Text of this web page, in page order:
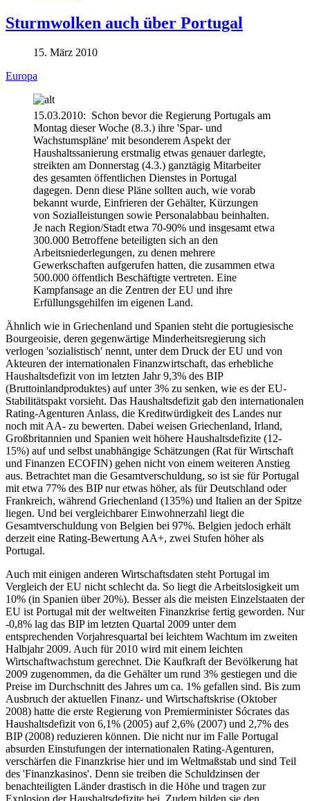
Sturmwolken auch über Portugal
15. März 2010
Europa
15.03.2010: Schon bevor die Regierung Portugals am
Montag dieser Woche (8.3.) ihre 'Spar- und
Wachstumspläne' mit besonderem Aspekt der
Haushaltssanierung erstmalig etwas genauer darlegte,
streikten am Donnerstag (4.3.) ganztägig Mitarbeiter
des gesamten öffentlichen Dienstes in Portugal
dagegen. Denn diese Pläne sollten auch, wie vorab
bekannt wurde, Einfrieren der Gehälter, Kürzungen
von Sozialleistungen sowie Personalabbau beinhalten.
Je nach Region/Stadt etwa 70-90% und insgesamt etwa
300.000 Betroffene beteiligten sich an den
Arbeitsniederlegungen, zu denen mehrere
Gewerkschaften aufgerufen hatten, die zusammen etwa
500.000 öffentlich Beschäftigte vertreten. Eine
Kampfansage an die Zentren der EU und ihre
Erfüllungsgehilfen im eigenen Land.
Ähnlich wie in Griechenland und Spanien steht die portugiesische
Bourgeoisie, deren gegenwärtige Minderheitsregierung sich
verlogen 'sozialistisch' nennt, unter dem Druck der EU und von
Akteuren der internationalen Finanzwirtschaft, das erhebliche
Haushaltsdefizit von im letzten Jahr 9,3% des BIP
(Bruttoinlandproduktes) auf unter 3% zu senken, wie es der EU-
Stabilitätspakt vorsieht. Das Haushaltsdefizit gab den internationalen
Rating-Agenturen Anlass, die Kreditwürdigkeit des Landes nur
noch mit AA- zu bewerten. Dabei weisen Griechenland, Irland,
Großbritannien und Spanien weit höhere Haushaltsdefizite (12-
15%) auf und selbst unabhängige Schätzungen (Rat für Wirtschaft
und Finanzen ECOFIN) gehen nicht von einem weiteren Anstieg
aus. Betrachtet man die Gesamtverschuldung, so ist sie für Portugal
mit etwa 77% des BIP nur etwas höher, als für Deutschland oder
Frankreich, während Griechenland (135%) und Italien an der Spitze
liegen. Und bei vergleichbarer Einwohnerzahl liegt die
Gesamtverschuldung von Belgien bei 97%. Belgien jedoch erhält
derzeit eine Rating-Bewertung AA+, zwei Stufen höher als
Portugal.
Auch mit einigen anderen Wirtschaftsdaten steht Portugal im
Vergleich der EU nicht schlecht da. So liegt die Arbeitslosigkeit um
10% (in Spanien über 20%). Besser als die meisten Einzelstaaten der
EU ist Portugal mit der weltweiten Finanzkrise fertig geworden. Nur
-0,8% lag das BIP im letzten Quartal 2009 unter dem
entsprechenden Vorjahresquartal bei leichtem Wachtum im zweiten
Halbjahr 2009. Auch für 2010 wird mit einem leichten
Wirtschaftwachstum gerechnet. Die Kaufkraft der Bevölkerung hat
2009 zugenommen, da die Gehälter um rund 3% gestiegen und die
Preise im Durchschnitt des Jahres um ca. 1% gefallen sind. Bis zum
Ausbruch der aktuellen Finanz- und Wirtschaftskrise (Oktober
2008) hatte die erste Regierung von Premierminister Sócrates das
Haushaltsdefizit von 6,1% (2005) auf 2,6% (2007) und 2,7% des
BIP (2008) reduzieren können. Die nicht nur im Falle Portugal
absurden Einstufungen der internationalen Rating-Agenturen,
verschärfen die Finanzkrise hier und im Weltmaßstab und sind Teil
des 'Finanzkasinos'. Denn sie treiben die Schuldzinsen der
benachteiligten Länder drastisch in die Höhe und tragen zur
Explosion der Haushaltsdefizite bei. Zudem bilden sie den